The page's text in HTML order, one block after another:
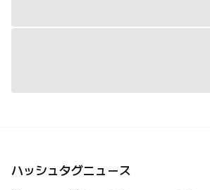
ハッシュタグニュース